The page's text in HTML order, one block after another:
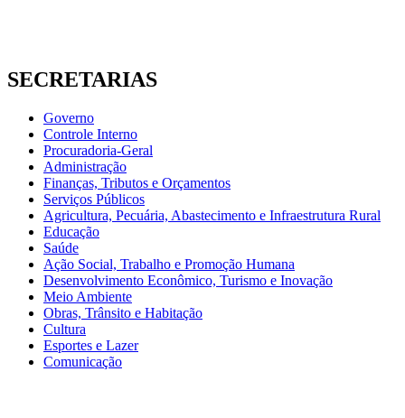
SECRETARIAS
Governo
Controle Interno
Procuradoria-Geral
Administração
Finanças, Tributos e Orçamentos
Serviços Públicos
Agricultura, Pecuária, Abastecimento e Infraestrutura Rural
Educação
Saúde
Ação Social, Trabalho e Promoção Humana
Desenvolvimento Econômico, Turismo e Inovação
Meio Ambiente
Obras, Trânsito e Habitação
Cultura
Esportes e Lazer
Comunicação